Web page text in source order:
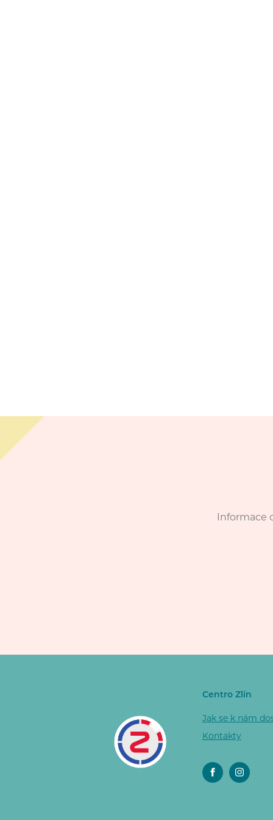
Informace
Centro Zlín
Jak se k nám
Kontakty